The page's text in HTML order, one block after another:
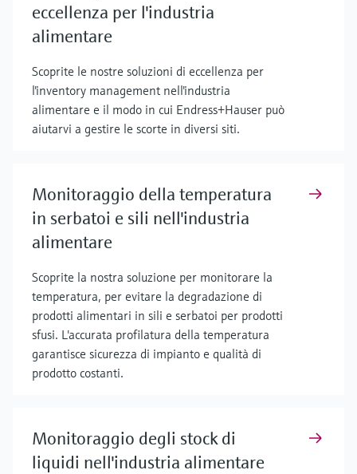
eccellenza per l'industria
alimentare
Scoprite le nostre soluzioni di eccellenza per
l'inventory management nell'industria
alimentare e il modo in cui Endress+Hauser può
aiutarvi a gestire le scorte in diversi siti.
Monitoraggio della temperatura
in serbatoi e sili nell'industria
alimentare
Scoprite la nostra soluzione per monitorare la
temperatura, per evitare la degradazione di
prodotti alimentari in sili e serbatoi per prodotti
sfusi. L'accurata profilatura della temperatura
garantisce sicurezza di impianto e qualità di
prodotto costanti.
Monitoraggio degli stock di
liquidi nell'industria alimentare